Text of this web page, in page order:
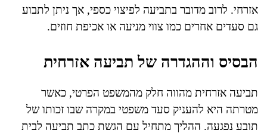
אזרחי. לרוב מדובר בתביעה לפיצוי כספי, אך ניתן לתבוע
גם סעדים אחרים כמו צווי מניעה או אכיפת חוזים.
הבסיס וההגדרה של תביעה אזרחית
תביעה אזרחית מהווה חלק מהמשפט הפרטי, כאשר
מטרתה היא להעניק סעד משפטי במקרה שבו זכותו של
תובע נפגעה. ההליך מתחיל עם הגשת כתב תביעה לבית